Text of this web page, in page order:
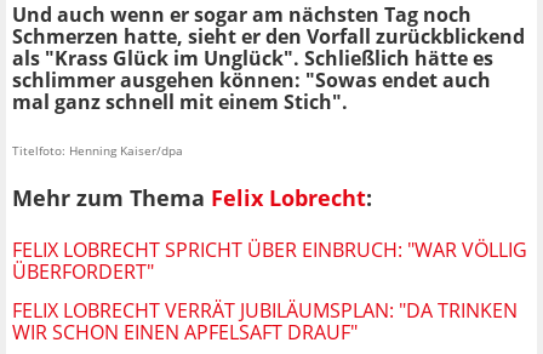
Und auch wenn er sogar am nächsten Tag noch
Schmerzen hatte, sieht er den Vorfall zurückblickend
als "Krass Glück im Unglück". Schließlich hätte es
schlimmer ausgehen können: "Sowas endet auch
mal ganz schnell mit einem Stich".
Titelfoto: Henning Kaiser/dpa
Mehr zum Thema Felix Lobrecht:
FELIX LOBRECHT SPRICHT ÜBER EINBRUCH: "WAR VÖLLIG
ÜBERFORDERT"
FELIX LOBRECHT VERRÄT JUBILÄUMSPLAN: "DA TRINKEN
WIR SCHON EINEN APFELSAFT DRAUF"